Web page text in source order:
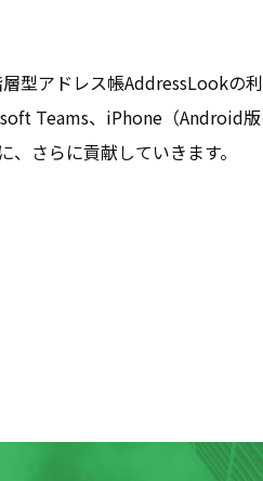
型アドレス帳AddressLookの
Teams、iPhone（Android版
さらに貢献していきます。